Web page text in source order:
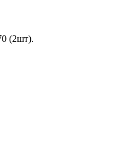
(2шт).